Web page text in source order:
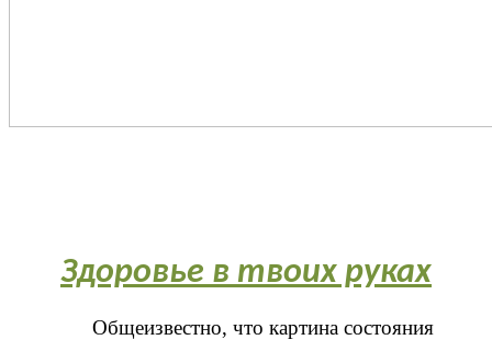
Здоровье в твоих руках
Общеизвестно, что картина состояния